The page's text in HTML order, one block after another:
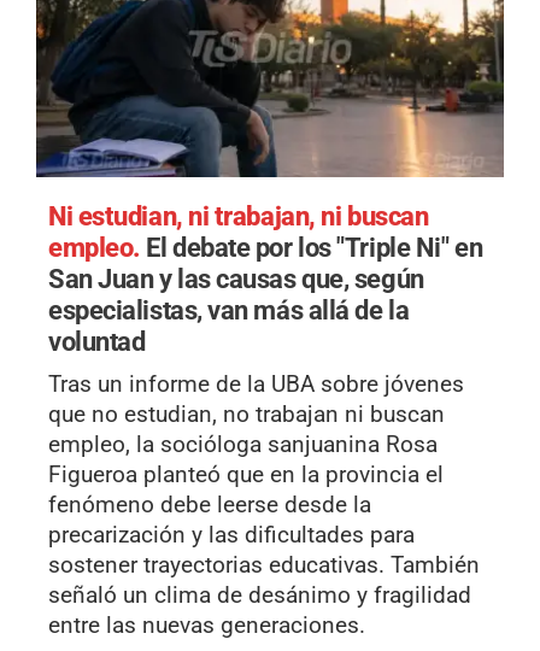
Ni estudian, ni trabajan, ni buscan
empleo. El debate por los "Triple Ni" en
San Juan y las causas que, según
especialistas, van más allá de la
voluntad
Tras un informe de la UBA sobre jóvenes
que no estudian, no trabajan ni buscan
empleo, la socióloga sanjuanina Rosa
Figueroa planteó que en la provincia el
fenómeno debe leerse desde la
precarización y las dificultades para
sostener trayectorias educativas. También
señaló un clima de desánimo y fragilidad
entre las nuevas generaciones.